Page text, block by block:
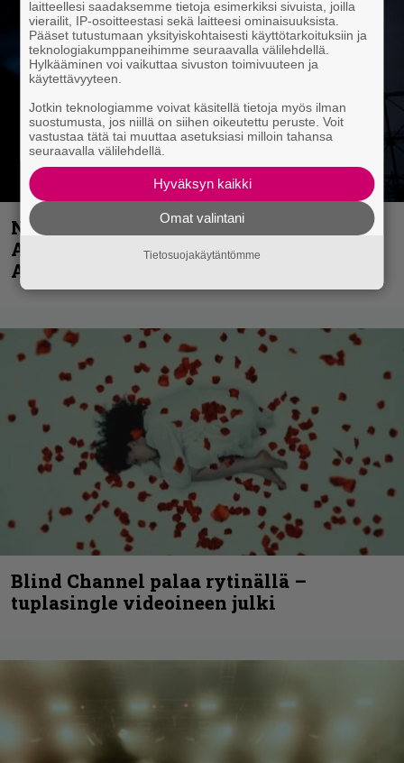
Näin lähtee Ghostin Tobias Forgelta
Accept – menossa mukana myös
Anthrax- ja Korn-miehistöä
Blind Channel palaa rytinällä –
tuplasingle videoineen julki
laitteellesi saadaksemme tietoja esimerkiksi sivuista, joilla
vierailit, IP-osoitteestasi sekä laitteesi ominaisuuksista.
Pääset tutustumaan yksityiskohtaisesti käyttötarkoituksiin ja
teknologiakumppaneihimme seuraavalla välilehdellä.
Hylkääminen voi vaikuttaa sivuston toimivuuteen ja
käytettävyyteen.
Jotkin teknologiamme voivat käsitellä tietoja myös ilman
suostumusta, jos niillä on siihen oikeutettu peruste. Voit
vastustaa tätä tai muuttaa asetuksiasi milloin tahansa
seuraavalla välilehdellä.
Hyväksyn kaikki
Omat valintani
Tietosuojakäytäntömme